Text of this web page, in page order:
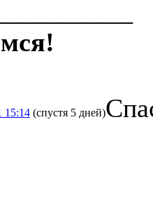
15:14 (спустя 5 дней)